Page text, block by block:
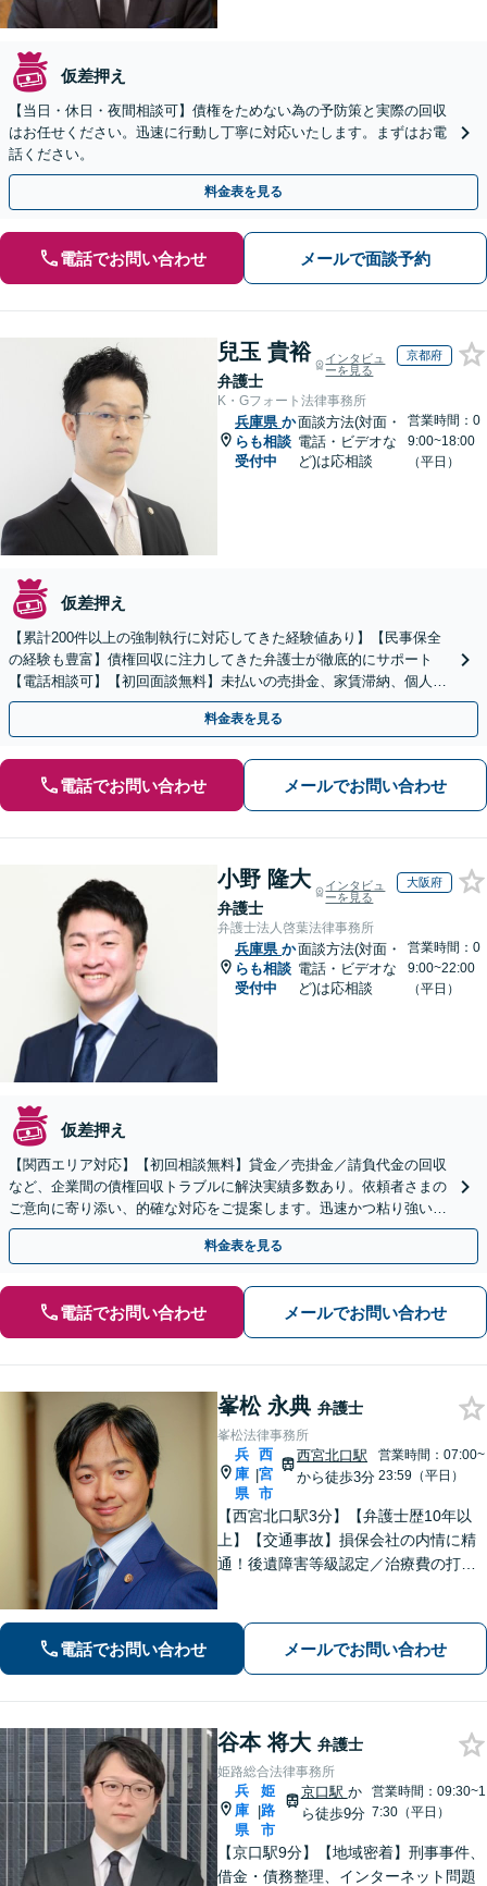
仮差押え
【当日・休日・夜間相談可】債権をためない為の予防策と実際の回収
はお任せください。迅速に行動し丁寧に対応いたします。まずはお電
話ください。
料金表を見る
電話でお問い合わせ メールで面談予約
兒玉 貴裕
弁護士
インタビュ
ーを見る
京都府
K・Gフォート法律事務所
兵庫県 か
らも相談
受付中
面談方法(対面・
電話・ビデオな
ど)は応相談
営業時間：0
9:00~18:00
（平日）
仮差押え
【累計200件以上の強制執行に対応してきた経験値あり】【民事保全
の経験も豊富】債権回収に注力してきた弁護士が徹底的にサポート
【電話相談可】【初回面談無料】未払いの売掛金、家賃滞納、個人間
のお金の貸し借りなど【関西エリア対応】
料金表を見る
電話でお問い合わせ メールでお問い合わせ
小野 隆大
弁護士
インタビュ
ーを見る
大阪府
弁護士法人啓葉法律事務所
兵庫県 か
らも相談
受付中
面談方法(対面・
電話・ビデオな
ど)は応相談
営業時間：0
9:00~22:00
（平日）
仮差押え
【関西エリア対応】【初回相談無料】貸金／売掛金／請負代金の回収
など、企業間の債権回収トラブルに解決実績多数あり。依頼者さまの
ご意向に寄り添い、的確な対応をご提案します。迅速かつ粘り強い交
渉で、少しでも回収できるよう尽力します【土日祝対応可】
料金表を見る
電話でお問い合わせ メールでお問い合わせ
峯松 永典 弁護士
峯松法律事務所
兵
庫
県
|
西
宮
市
西宮北口駅
から徒歩3分
営業時間：07:00~
23:59（平日）
【西宮北口駅3分】【弁護士歴10年以
上】【交通事故】損保会社の内情に精
通！後遺障害等級認定／治療費の打ち
調停、裁判などお任せください【初回
相談無料】
電話でお問い合わせ メールでお問い合わせ
谷本 将大 弁護士
姫路総合法律事務所
兵
庫
県
|
姫
路
市
京口駅 か
ら徒歩9分
営業時間：09:30~1
7:30（平日）
【京口駅9分】【地域密着】刑事事件、
借金・債務整理、インターネット問題